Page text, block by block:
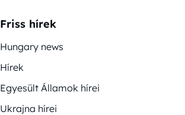
Friss hírek
Hungary news
Hírek
Egyesült Államok hírei
Ukrajna hírei